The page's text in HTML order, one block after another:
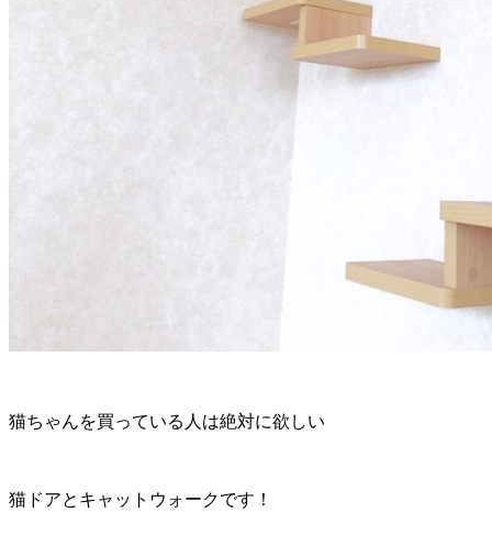
猫ちゃんを買っている人は絶対に欲しい
猫ドアとキャットウォークです！